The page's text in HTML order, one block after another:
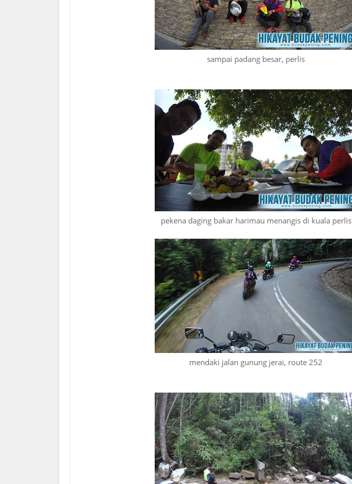
sampai padang besar, perlis
pekena daging bakar harimau menangis di kuala perlis
mendaki jalan gunung jerai, route 252